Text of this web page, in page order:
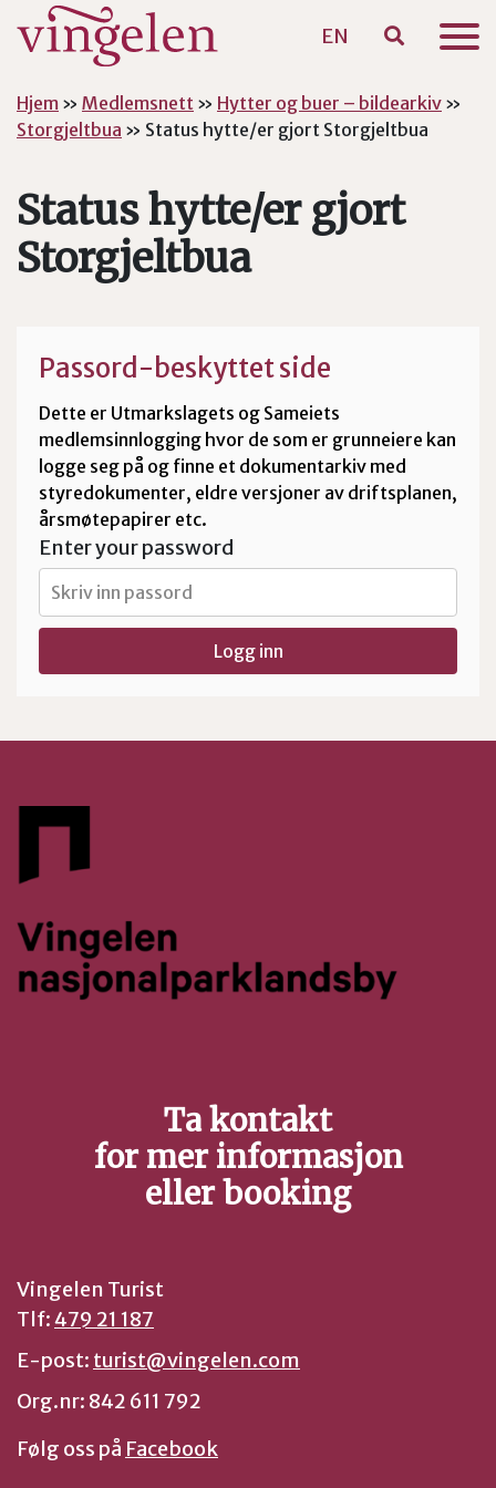
EN
Hjem » Medlemsnett » Hytter og buer – bildearkiv »
Storgjeltbua » Status hytte/er gjort Storgjeltbua
Status hytte/er gjort
Storgjeltbua
Passord-beskyttet side
Dette er Utmarkslagets og Sameiets
medlemsinnlogging hvor de som er grunneiere kan
logge seg på og finne et dokumentarkiv med
styredokumenter, eldre versjoner av driftsplanen,
årsmøtepapirer etc.
Enter your password
Logg inn
Ta kontakt
for mer informasjon
eller booking
Vingelen Turist
Tlf:479 21 187
E-post: turist@vingelen.com
Org.nr: 842 611 792
Følg oss på Facebook